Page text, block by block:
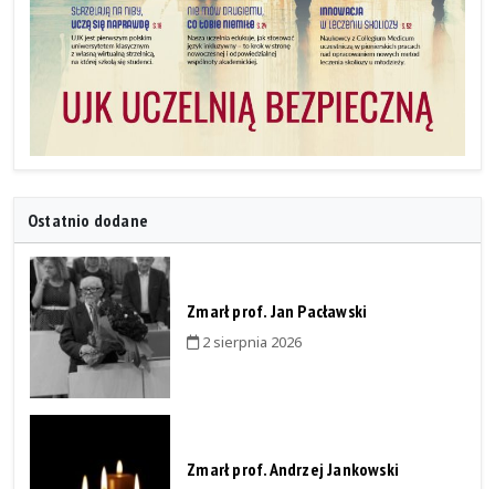
Ostatnio dodane
Zmarł prof. Jan Pacławski
2 sierpnia 2026
Zmarł prof. Andrzej Jankowski